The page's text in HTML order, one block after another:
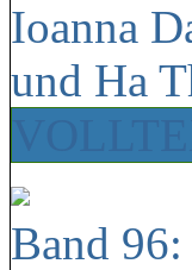
Ioanna
und Ha
Band 96: